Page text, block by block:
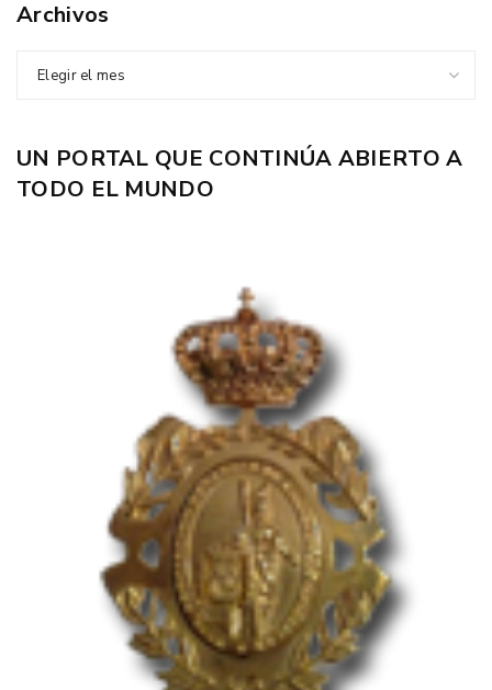
Archivos
Elegir el mes
UN PORTAL QUE CONTINÚA ABIERTO A
TODO EL MUNDO